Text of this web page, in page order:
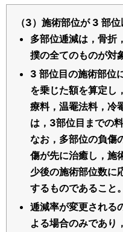
（3）施術部位が 3 部
多部位逓減は，骨折
撲の全てのものが対
3 部位目の施術部位
を乗じた額を算定し
療料，温罨法料，冷
は，3部位目までの
なお，多部位の負傷
傷が先に治癒し，施
少後の施術部位数に
するものであること。
逓減率が変更される
よる場合のみであり